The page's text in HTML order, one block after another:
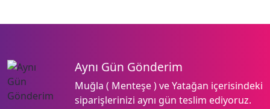
Aynı Gün Gönderim
Muğla ( Menteşe ) ve Yatağan içerisindeki
siparişlerinizi aynı gün teslim ediyoruz.